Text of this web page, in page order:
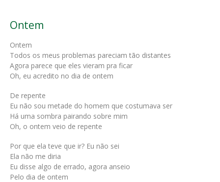
Ontem
Ontem
Todos os meus problemas pareciam tão distantes
Agora parece que eles vieram pra ficar
Oh, eu acredito no dia de ontem
De repente
Eu não sou metade do homem que costumava ser
Há uma sombra pairando sobre mim
Oh, o ontem veio de repente
Por que ela teve que ir? Eu não sei
Ela não me diria
Eu disse algo de errado, agora anseio
Pelo dia de ontem